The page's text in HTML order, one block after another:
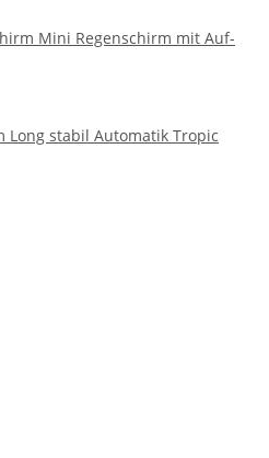
Mini Regenschirm mit Auf-